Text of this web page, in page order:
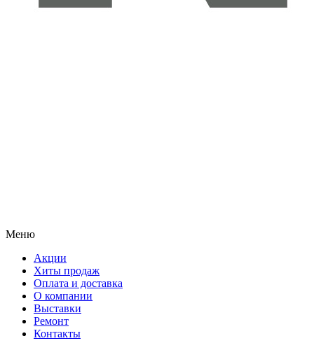
Меню
Акции
Хиты продаж
Оплата и доставка
О компании
Выставки
Ремонт
Контакты